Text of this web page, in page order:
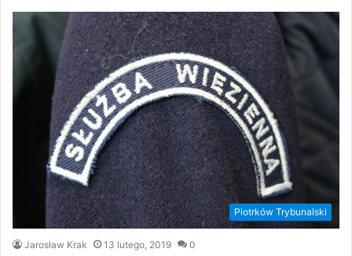
Piotrków Trybunalski
Jarosław Krak 13 lutego, 2019 0